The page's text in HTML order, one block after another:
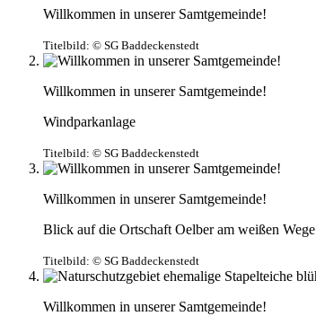
Willkommen in unserer Samtgemeinde!
Titelbild: © SG Baddeckenstedt
Willkommen in unserer Samtgemeinde!
Windparkanlage
Titelbild: © SG Baddeckenstedt
Willkommen in unserer Samtgemeinde!
Blick auf die Ortschaft Oelber am weißen Wege
Titelbild: © SG Baddeckenstedt
Willkommen in unserer Samtgemeinde!